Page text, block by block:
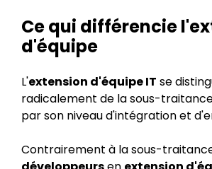
Ce qui différencie
d'équipe
L'extension d'équipe IT se
radicalement de la sous-
par son niveau d'intégration et
Contrairement à la sous-